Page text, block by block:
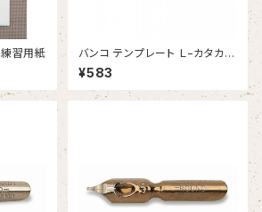
習用紙
バンコ テンプレート Ｌ−カタカ
ナ ２
¥583